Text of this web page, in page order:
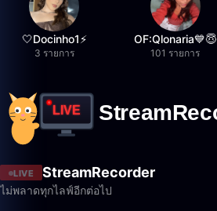
🤍Docinho1⚡️
3 รายการ
OF:Qlonaria💙😇
101 รายการ
LIVE StreamRecorder
ไม่พลาดทุกไลฟ์อีกต่อไป